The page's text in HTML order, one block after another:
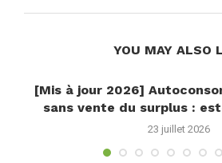
YOU MAY ALSO
[Mis à jour 2026]
sans vente du surplus :
23 juillet 2026